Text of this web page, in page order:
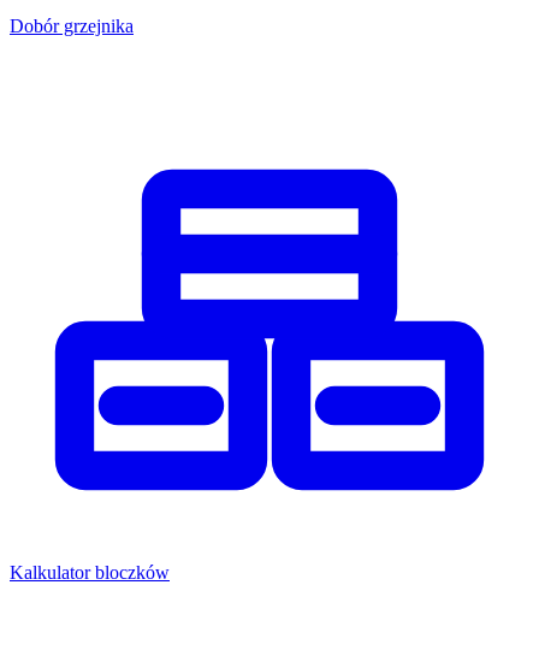
Dobór grzejnika
Kalkulator bloczków